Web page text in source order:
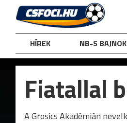
content
HÍREK NB-S
Fiatallal
A Grosics Akadémián